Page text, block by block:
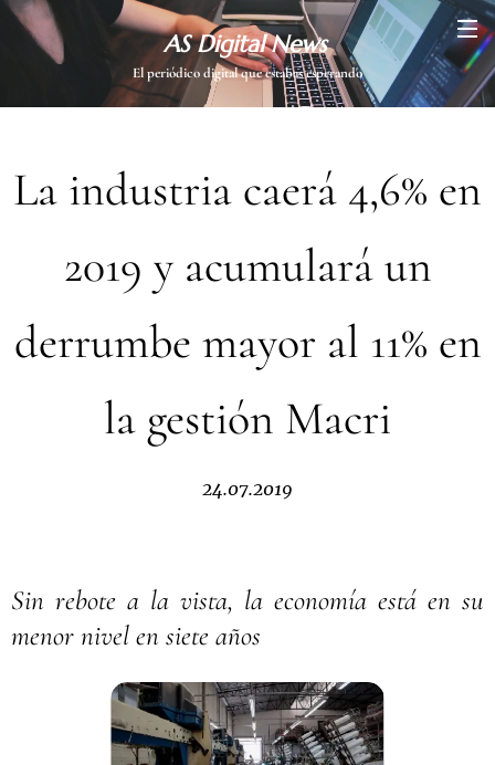
AS Digital News
El periódico digital que estabas esperando
La industria caerá 4,6% en
2019 y acumulará un
derrumbe mayor al 11% en
la gestión Macri
24.07.2019
Sin rebote a la vista, la economía está en su
menor nivel en siete años